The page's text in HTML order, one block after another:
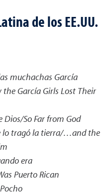
de los EE.UU.
muchachas García
García Girls Lost Their
Dios/So Far from God
lo tragó la tierra/…and the
era
Puerto Rican
Pocho